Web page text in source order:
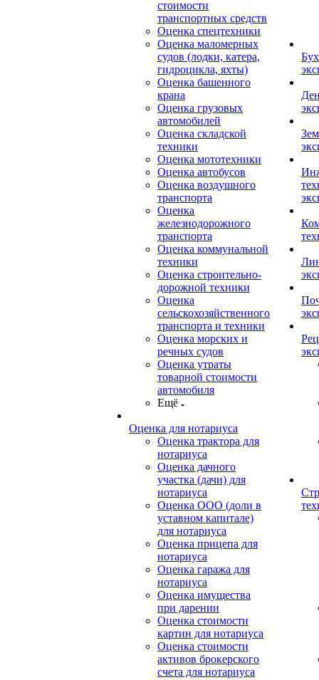
стоимости
транспортных средств
Оценка спецтехники
Оценка маломерных
судов (лодки, катера,
гидроцикла, яхты)
Оценка башенного
крана
Оценка грузовых
автомобилей
Оценка складской
техники
Оценка мототехники
Оценка автобусов
Оценка воздушного
транспорта
Оценка
железнодорожного
транспорта
Оценка коммунальной
техники
Оценка строительно-
дорожной техники
Оценка
сельскохозяйственного
транспорта и техники
Оценка морских и
речных судов
Оценка утраты
товарной стоимости
автомобиля
Ещё
Оценка для нотариуса
Оценка трактора для
нотариуса
Оценка дачного
участка (дачи) для
нотариуса
Оценка ООО (доли в
уставном капитале)
для нотариуса
Оценка прицепа для
нотариуса
Оценка гаража для
нотариуса
Оценка имущества
при дарении
Оценка стоимости
картин для нотариуса
Оценка стоимости
активов брокерского
счета для нотариуса